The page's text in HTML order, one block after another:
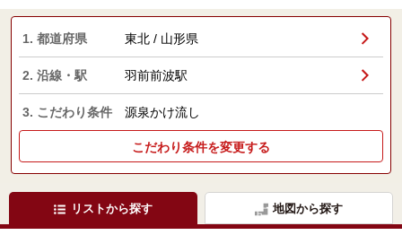
1. 都道府県 東北 / 山形県
2. 沿線・駅 羽前前波駅
3. こだわり条件 源泉かけ流し
こだわり条件を変更する
リストから探す 地図から探す